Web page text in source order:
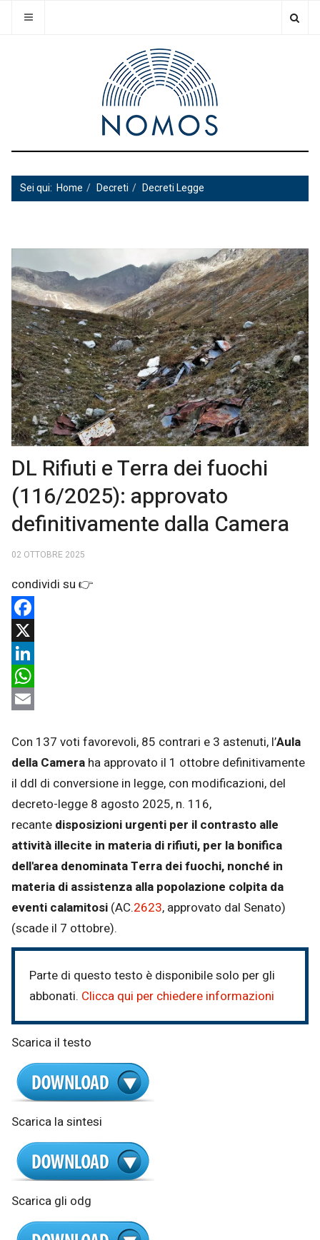
Sei qui: Home Decreti Decreti Legge
DL Rifiuti e Terra dei fuochi
(116/2025): approvato
definitivamente dalla Camera
02 OTTOBRE 2025
Facebook
X
LinkedIn
WhatsApp
Con 137 voti favorevoli, 85 contrari e 3 astenuti, l’Aula
della Camera ha approvato il 1 ottobre definitivamente
il ddl di conversione in legge, con modificazioni, del
decreto-legge 8 agosto 2025, n. 116,
recante disposizioni urgenti per il contrasto alle
attività illecite in materia di rifiuti, per la bonifica
dell'area denominata Terra dei fuochi, nonché in
materia di assistenza alla popolazione colpita da
eventi calamitosi (AC.2623, approvato dal Senato)
(scade il 7 ottobre).
Parte di questo testo è disponibile solo per gli
abbonati. Clicca qui per chiedere informazioni
Scarica il testo
Scarica la sintesi
Scarica gli odg